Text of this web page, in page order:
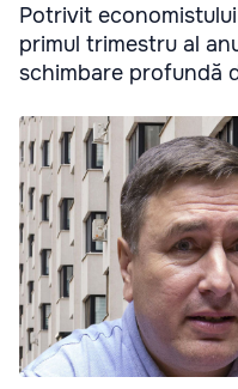
Potrivit
primul trimestru al
schimbare profundă